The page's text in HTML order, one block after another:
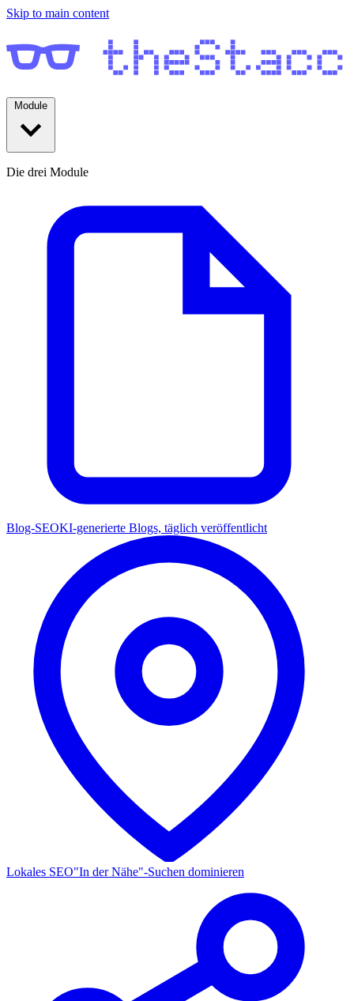
Skip to main content
Die drei Module
Blog-SEOKI-generierte Blogs, täglich veröffentlicht
Lokales SEO"In der Nähe"-Suchen dominieren